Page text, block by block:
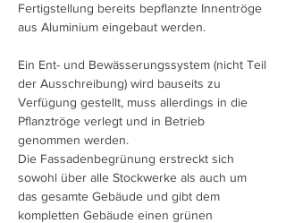
Fertigstellung bereits bepflanzte Innentröge
aus Aluminium eingebaut werden.
Ein Ent- und Bewässerungssystem (nicht Teil
der Ausschreibung) wird bauseits zu
Verfügung gestellt, muss allerdings in die
Pflanztröge verlegt und in Betrieb
genommen werden.
Die Fassadenbegrünung erstreckt sich
sowohl über alle Stockwerke als auch um
das gesamte Gebäude und gibt dem
kompletten Gebäude einen grünen